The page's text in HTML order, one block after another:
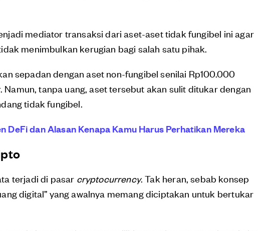
mediator transaksi dari aset-aset tidak fungibel ini agar
menimbulkan kerugian bagi salah satu pihak.
sepadan dengan aset non-fungibel senilai Rp100.000
Namun, tanpa uang, aset tersebut akan sulit ditukar dengan
tidak fungibel.
DeFi dan Alasan Kenapa Kamu Harus Perhatikan Mereka
terjadi di pasar cryptocurrency. Tak heran, sebab konsep
digital” yang awalnya memang diciptakan untuk bertukar